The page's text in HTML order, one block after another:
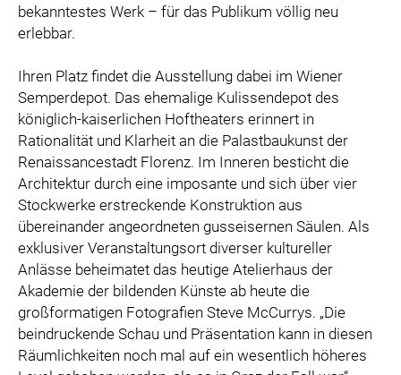
bekanntestes Werk – für das Publikum völlig neu
erlebbar.
Ihren Platz findet die Ausstellung dabei im Wiener
Semperdepot. Das ehemalige Kulissendepot des
königlich-kaiserlichen Hoftheaters erinnert in
Rationalität und Klarheit an die Palastbaukunst der
Renaissancestadt Florenz. Im Inneren besticht die
Architektur durch eine imposante und sich über vier
Stockwerke erstreckende Konstruktion aus
übereinander angeordneten gusseisernen Säulen. Als
exklusiver Veranstaltungsort diverser kultureller
Anlässe beheimatet das heutige Atelierhaus der
Akademie der bildenden Künste ab heute die
großformatigen Fotografien Steve McCurrys. „Die
beindruckende Schau und Präsentation kann in diesen
Räumlichkeiten noch mal auf ein wesentlich höheres